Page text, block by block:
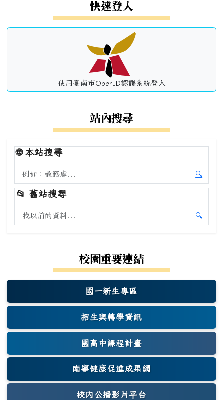
快速登入
使用臺南市OpenID認證系統登入
站內搜尋
🌐本站搜尋
搜尋本站內容
🔍
開始本
📂 舊站搜尋
搜尋舊站內容
🔍
開始舊
校園重要連結
國一新生專區
(另開新視窗)
招生與轉學資訊
國高中課程計畫
南寧健康促進成果網
(另開新視窗)
校內公播影片平台